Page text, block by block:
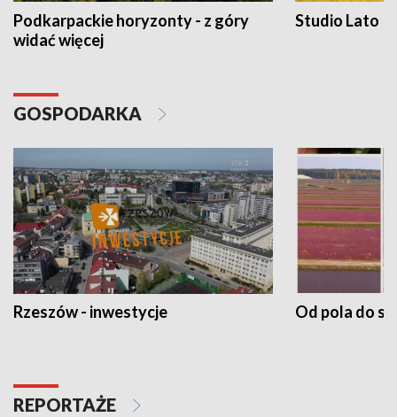
Podkarpackie horyzonty - z góry
widać więcej
Studio Lato
GOSPODARKA
Rzeszów - inwestycje Od pola do
REPORTAŻE